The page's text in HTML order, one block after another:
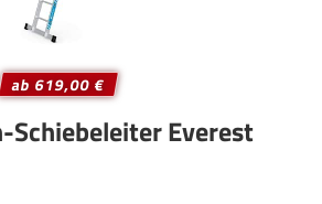
ab 619,00 €
Schiebeleiter Everest